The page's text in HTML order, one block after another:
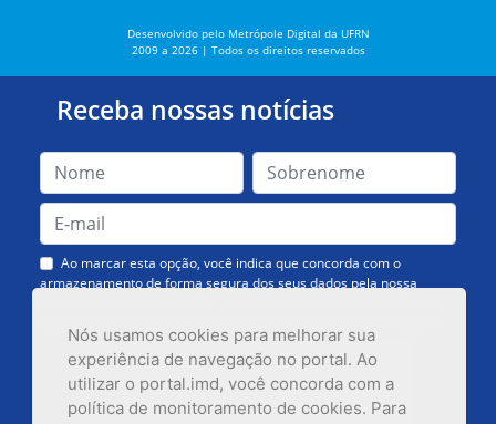
Nós usamos cookies para melhorar sua
experiência de navegação no portal. Ao
utilizar o portal.imd, você concorda com a
política de monitoramento de cookies. Para
Desenvolvido pelo Metrópole Digital da UFRN
2009 a 2026 | Todos os direitos reservados
Receba nossas notícias
Ao marcar esta opção, você indica que concorda com o
armazenamento de forma segura dos seus dados pela nossa